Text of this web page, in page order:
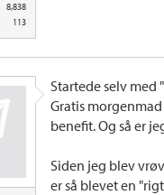
8,838
113
Startede selv med
Gratis
benefit. Og så er
Siden jeg blev
er så blevet en